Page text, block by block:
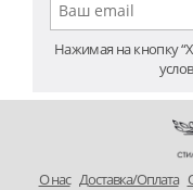
Нажимая на кнопку
O нас Доставка/Оплата